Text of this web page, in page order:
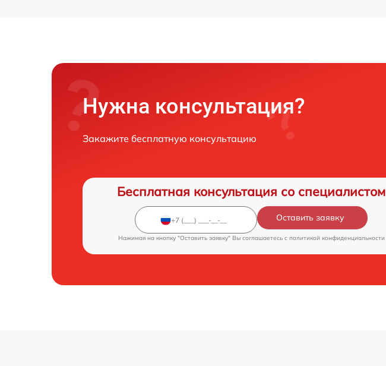
Нужна консультация?
Закажите бесплатную консультацию
Бесплатная консультация со специалистом
Оставить заявку
Нажимая на кнопку "Оставить заявку" Вы соглашаетесь c политикой конфиденциальности